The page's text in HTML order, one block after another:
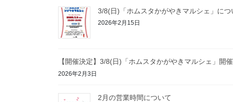
3/8(日)「ホムスタかがやきマルシェ」につ
2026年2月15日
【開催決定】3/8(日)「ホムスタかがやきマルシェ」開
2026年2月3日
2月の営業時間について